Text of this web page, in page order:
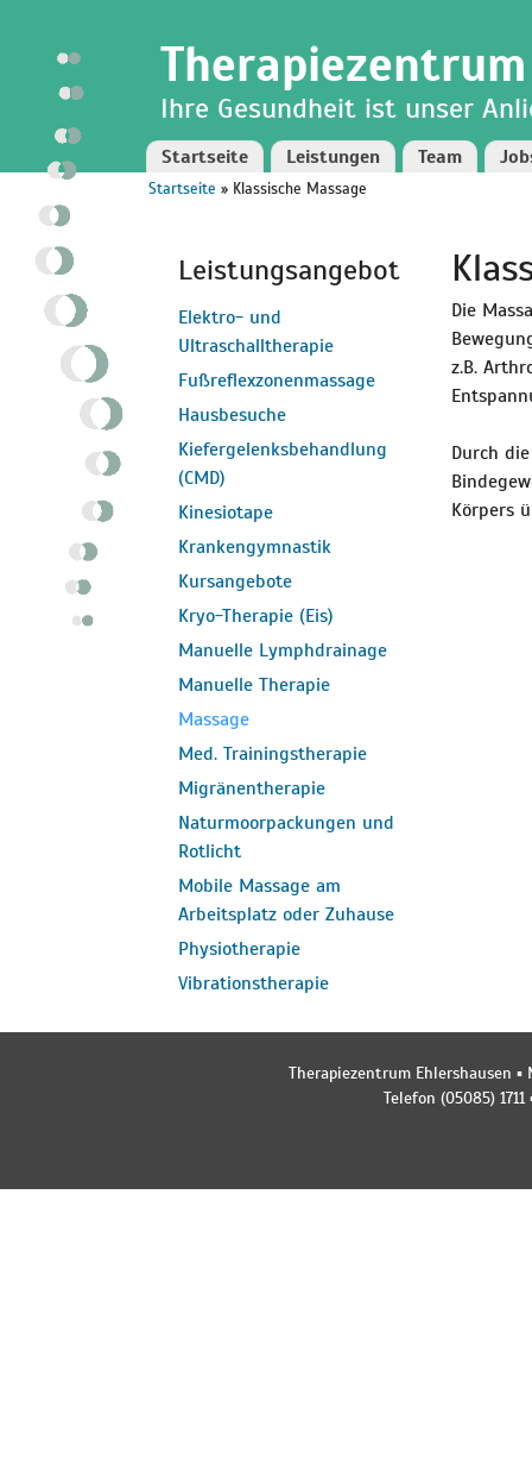
Ihre Gesundheit ist unser
Startseite Leistungen Team
Startseite » Klassische Massage
Die
z.B.
Durch
Körpers
Leistungsangebot
Elektro- und
Ultraschalltherapie
Fußreflexzonenmassage
Hausbesuche
Kiefergelenksbehandlung
(CMD)
Kinesiotape
Krankengymnastik
Kursangebote
Kryo-Therapie (Eis)
Manuelle Lymphdrainage
Manuelle Therapie
Massage
Med. Trainingstherapie
Migränentherapie
Naturmoorpackungen und
Rotlicht
Mobile Massage am
Arbeitsplatz oder Zuhause
Physiotherapie
Vibrationstherapie
Therapiezentrum Ehlershausen ▪
Telefon (05085)